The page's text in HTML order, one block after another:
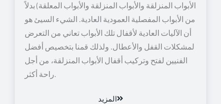
الأبواب المنزلقة والأبواب المنزلقة والأبواب المعلقة) بدلاً
من الأبواب المفصلية العمودية العادية. الشيء السيئ هو
أن الآليات العادية لأقفال تلك الأبواب تعاني من التعرض
لمشكلات القفل والأعطال. ولذلك قمنا بتخصيص أفضل
الفنيين لفتح وتركيب أقفال الأبواب المنزلقة، من أجل
راحة أكثر.
المزيد